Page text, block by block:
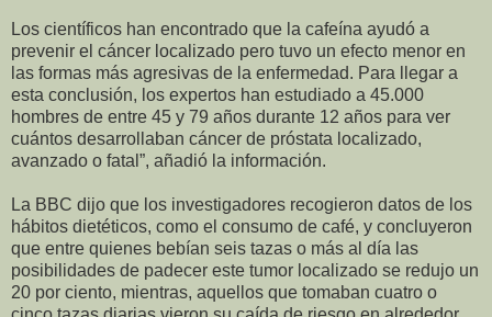
Los científicos han encontrado que la cafeína ayudó a
prevenir el cáncer localizado pero tuvo un efecto menor en
las formas más agresivas de la enfermedad. Para llegar a
esta conclusión, los expertos han estudiado a 45.000
hombres de entre 45 y 79 años durante 12 años para ver
cuántos desarrollaban cáncer de próstata localizado,
avanzado o fatal”, añadió la información.
La BBC dijo que los investigadores recogieron datos de los
hábitos dietéticos, como el consumo de café, y concluyeron
que entre quienes bebían seis tazas o más al día las
posibilidades de padecer este tumor localizado se redujo un
20 por ciento, mientras, aquellos que tomaban cuatro o